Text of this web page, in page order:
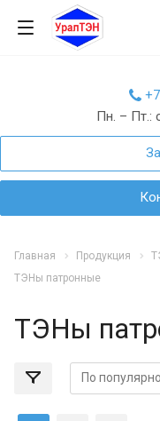
Пн. – Пт.:
Главная Продукция
ТЭНы патронные
ТЭНы